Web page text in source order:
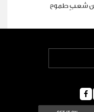
شعبٍ طموح